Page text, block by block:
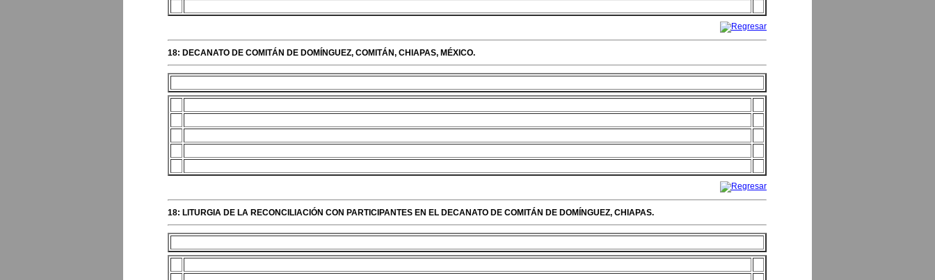
18: DECANATO DE COMITÁN DE DOMÍNGUEZ, COMITÁN, CHIAPAS, MÉXICO.
18: LITURGIA DE LA RECONCILIACIÓN CON PARTICIPANTES EN EL DECANATO DE COMITÁN DE DOMÍNGUEZ, CHIAPAS.